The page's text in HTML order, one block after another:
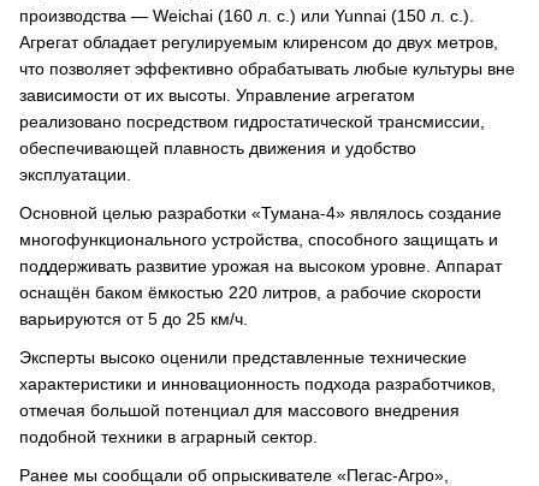
производства — Weichai (160 л. с.) или Yunnai (150 л. с.).
Агрегат обладает регулируемым клиренсом до двух метров,
что позволяет эффективно обрабатывать любые культуры вне
зависимости от их высоты. Управление агрегатом
реализовано посредством гидростатической трансмиссии,
обеспечивающей плавность движения и удобство
эксплуатации.
Основной целью разработки «Тумана-4» являлось создание
многофункционального устройства, способного защищать и
поддерживать развитие урожая на высоком уровне. Аппарат
оснащён баком ёмкостью 220 литров, а рабочие скорости
варьируются от 5 до 25 км/ч.
Эксперты высоко оценили представленные технические
характеристики и инновационность подхода разработчиков,
отмечая большой потенциал для массового внедрения
подобной техники в аграрный сектор.
Ранее мы сообщали об опрыскивателе «Пегас-Агро»,